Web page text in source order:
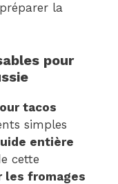
la
pour
tacos
simples
entière
cette
les fromages